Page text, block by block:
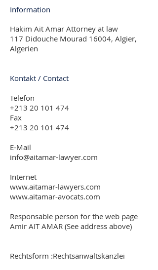
Information
Hakim Ait Amar Attorney at law
117 Didouche Mourad 16004, Algier,
Algerien
Kontakt / Contact
Telefon
+213 20 101 474
Fax
+213 20 101 474
E-Mail
info@aitamar-lawyer.com
Internet
www.aitamar-lawyers.com
www.aitamar-avocats.com
Responsable person for the web page
Amir AIT AMAR (See address above)
Rechtsform :Rechtsanwaltskanzlei